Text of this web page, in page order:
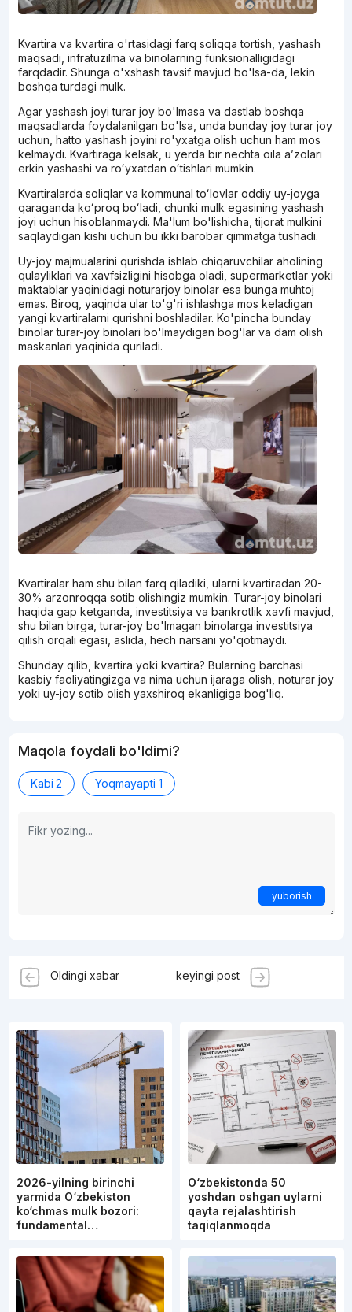
Kvartira va kvartira o'rtasidagi farq soliqqa tortish, yashash
maqsadi, infratuzilma va binolarning funksionalligidagi
farqdadir. Shunga o'xshash tavsif mavjud bo'lsa-da, lekin
boshqa turdagi mulk.
Agar yashash joyi turar joy bo'lmasa va dastlab boshqa
maqsadlarda foydalanilgan bo'lsa, unda bunday joy turar joy
uchun, hatto yashash joyini ro'yxatga olish uchun ham mos
kelmaydi. Kvartiraga kelsak, u yerda bir nechta oila aʼzolari
erkin yashashi va roʻyxatdan oʻtishlari mumkin.
Kvartiralarda soliqlar va kommunal toʻlovlar oddiy uy-joyga
qaraganda koʻproq boʻladi, chunki mulk egasining yashash
joyi uchun hisoblanmaydi. Ma'lum bo'lishicha, tijorat mulkini
saqlaydigan kishi uchun bu ikki barobar qimmatga tushadi.
Uy-joy majmualarini qurishda ishlab chiqaruvchilar aholining
qulayliklari va xavfsizligini hisobga oladi, supermarketlar yoki
maktablar yaqinidagi noturarjoy binolar esa bunga muhtoj
emas. Biroq, yaqinda ular to'g'ri ishlashga mos keladigan
yangi kvartiralarni qurishni boshladilar. Ko'pincha bunday
binolar turar-joy binolari bo'lmaydigan bog'lar va dam olish
maskanlari yaqinida quriladi.
Kvartiralar ham shu bilan farq qiladiki, ularni kvartiradan 20-
30% arzonroqqa sotib olishingiz mumkin. Turar-joy binolari
haqida gap ketganda, investitsiya va bankrotlik xavfi mavjud,
shu bilan birga, turar-joy bo'lmagan binolarga investitsiya
qilish orqali egasi, aslida, hech narsani yo'qotmaydi.
Shunday qilib, kvartira yoki kvartira? Bularning barchasi
kasbiy faoliyatingizga va nima uchun ijaraga olish, noturar joy
yoki uy-joy sotib olish yaxshiroq ekanligiga bog'liq.
Maqola foydali bo'ldimi?
Kabi 2 Yoqmayapti 1
yuborish
Oldingi xabar keyingi post
2026-yilning birinchi
yarmida O‘zbekiston
ko‘chmas mulk bozori:
fundamental…
O‘zbekistonda 50
yoshdan oshgan uylarni
qayta rejalashtirish
taqiqlanmoqda